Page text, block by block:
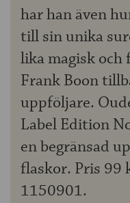
har han även
till sin unika
lika magisk och
Frank Boon
uppföljare.
Label Edition
en begränsad
flaskor. Pris 99
1150901.